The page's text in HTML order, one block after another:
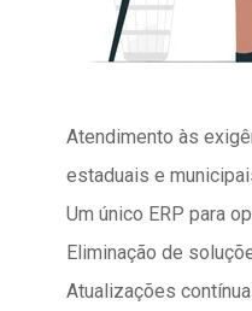
Atendimento às
estaduais e
Um único ERP para
Eliminação de
Atualizações